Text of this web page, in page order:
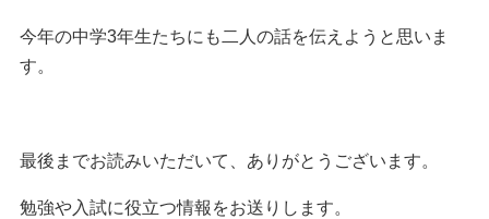
今年の中学3年生たちにも二人の話を伝えようと思いま
す。
最後までお読みいただいて、ありがとうございます。
勉強や入試に役立つ情報をお送りします。